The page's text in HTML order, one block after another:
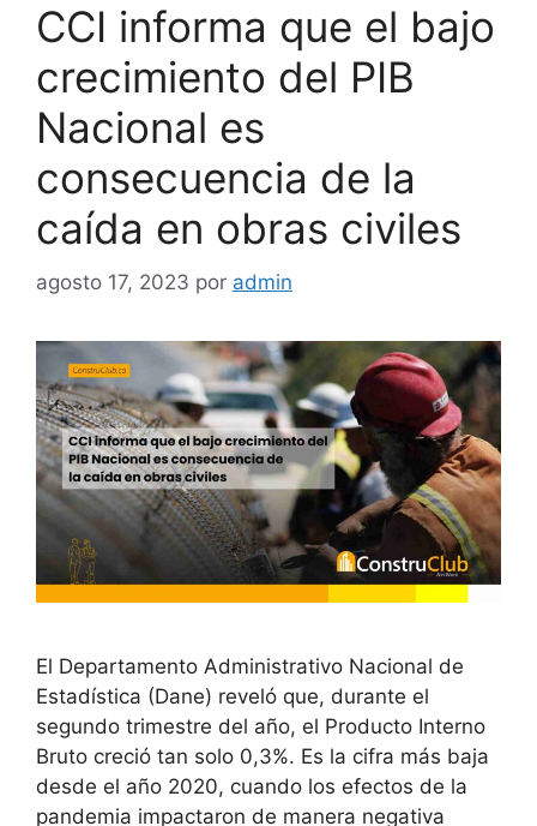
CCI informa que el bajo
crecimiento del PIB
Nacional es
consecuencia de la
caída en obras civiles
agosto 17, 2023 por admin
El Departamento Administrativo Nacional de
Estadística (Dane) reveló que, durante el
segundo trimestre del año, el Producto Interno
Bruto creció tan solo 0,3%. Es la cifra más baja
desde el año 2020, cuando los efectos de la
pandemia impactaron de manera negativa